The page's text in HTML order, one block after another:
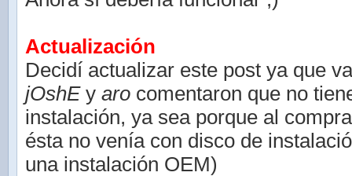
Actualización
Decidí actualizar este post ya que
jOshEy aro comentaron que no
instalación, ya sea porque al
ésta no venía con disco de
una instalación OEM)